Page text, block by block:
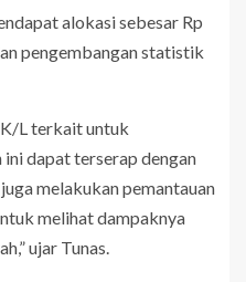
alokasi sebesar Rp
pengembangan statistik
L terkait untuk
dapat terserap dengan
melakukan pemantauan
melihat dampaknya
ujar Tunas.